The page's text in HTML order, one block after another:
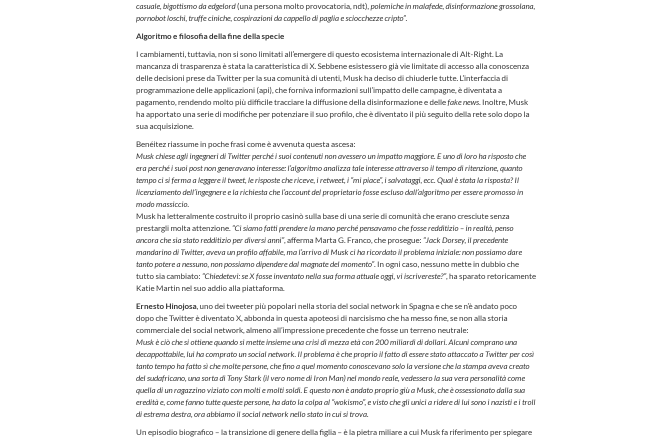
casuale, bigottismo da edgelord(una persona molto provocatoria, ndt) , polemiche in malafede, disinformazione grossolana,
pornobot loschi, truffe ciniche, cospirazioni da cappello di paglia e sciocchezze cripto”.
Algoritmo e filosofia della fine della specie
I cambiamenti, tuttavia, non si sono limitati all’emergere di questo ecosistema internazionale di Alt-Right. La
mancanza di trasparenza è stata la caratteristica di X. Sebbene esistessero già vie limitate di accesso alla conoscenza
delle decisioni prese da Twitter per la sua comunità di utenti, Musk ha deciso di chiuderle tutte. L’interfaccia di
programmazione delle applicazioni (api), che forniva informazioni sull’impatto delle campagne, è diventata a
pagamento, rendendo molto più difficile tracciare la diffusione della disinformazione e dellefake news . Inoltre, Musk
ha apportato una serie di modifiche per potenziare il suo profilo, che è diventato il più seguito della rete solo dopo la
sua acquisizione.
Benéitez riassume in poche frasi come è avvenuta questa ascesa:
Musk chiese agli ingegneri di Twitter perché i suoi contenuti non avessero un impatto maggiore. E uno di loro ha risposto che
era perché i suoi post non generavano interesse: l’algoritmo analizza tale interesse attraverso il tempo di ritenzione, quanto
tempo ci si ferma a leggere il tweet, le risposte che riceve, i retweet, i “mi piace”, i salvataggi, ecc. Qual è stata la risposta? Il
licenziamento dell’ingegnere e la richiesta che l’account del proprietario fosse escluso dall’algoritmo per essere promosso in
modo massiccio.
Musk ha letteralmente costruito il proprio casinò sulla base di una serie di comunità che erano cresciute senza
prestargli molta attenzione. “Ci siamo fatti prendere la mano perché pensavamo che fosse redditizio – in realtà, penso
ancora che sia stato redditizio per diversi anni”, afferma Marta G. Franco, che prosegue: “Jack Dorsey, il precedente
mandarino di Twitter, aveva un profilo affabile, ma l’arrivo di Musk ci ha ricordato il problema iniziale: non possiamo dare
tanto potere a nessuno, non possiamo dipendere dal magnate del momento”. In ogni caso, nessuno mette in dubbio che
tutto sia cambiato: “Chiedetevi: se X fosse inventato nella sua forma attuale oggi, vi iscrivereste?”, ha sparato retoricamente
Katie Martin nel suo addio alla piattaforma.
Ernesto Hinojosa , uno dei tweeter più popolari nella storia del social network in Spagna e che se n’è andato poco
dopo che Twitter è diventato X, abbonda in questa apoteosi di narcisismo che ha messo fine, se non alla storia
commerciale del social network, almeno all’impressione precedente che fosse un terreno neutrale:
Musk è ciò che si ottiene quando si mette insieme una crisi di mezza età con 200 miliardi di dollari. Alcuni comprano una
decappottabile, lui ha comprato un social network. Il problema è che proprio il fatto di essere stato attaccato a Twitter per così
tanto tempo ha fatto sì che molte persone, che fino a quel momento conoscevano solo la versione che la stampa aveva creato
del sudafricano, una sorta di Tony Stark (il vero nome di Iron Man) nel mondo reale, vedessero la sua vera personalità come
quella di un ragazzino viziato con molti e molti soldi. E questo non è andato proprio giù a Musk, che è ossessionato dalla sua
eredità e, come fanno tutte queste persone, ha dato la colpa al “wokismo”, e visto che gli unici a ridere di lui sono i nazisti e i troll
di estrema destra, ora abbiamo il social network nello stato in cui si trova.
Un episodio biografico – la transizione di genere della figlia – è la pietra miliare a cui Musk fa riferimento per spiegare